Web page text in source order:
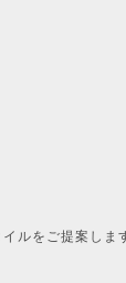
」を
ルをご提案しま